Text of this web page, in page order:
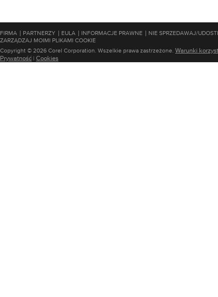
FIRMA | PARTNERZY | EULA | INFORMACJE PRAWNE | NIE SPRZEDAWAJ/
ZARZĄDZAJ MOIMI PLIKAMI COOKIE
Copyright © 2026 Corel Corporation. Wszelkie prawa zastrzeżone. Warunki
Prywatność | Cookies